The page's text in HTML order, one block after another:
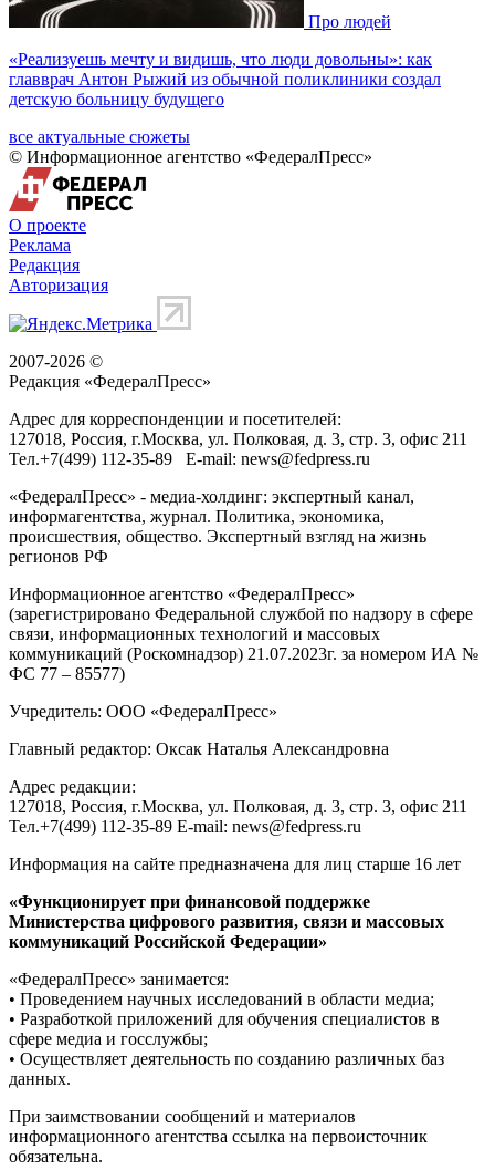
Про людей
«Реализуешь мечту и видишь, что люди довольны»: как
главврач Антон Рыжий из обычной поликлиники создал
детскую больницу будущего
все актуальные сюжеты
© Информационное агентство «ФедералПресс»
О проекте
Реклама
Редакция
Авторизация
2007-2026 ©
Редакция «ФедералПресс»
Адрес для корреспонденции и посетителей:
127018, Россия, г.Москва, ул. Полковая, д. 3, стр. 3, офис 211
Тел.+7(499) 112-35-89 E-mail: news@fedpress.ru
«ФедералПресс» - медиа-холдинг: экспертный канал,
информагентства, журнал. Политика, экономика,
происшествия, общество. Экспертный взгляд на жизнь
регионов РФ
Информационное агентство «ФедералПресс»
(зарегистрировано Федеральной службой по надзору в сфере
связи, информационных технологий и массовых
коммуникаций (Роскомнадзор) 21.07.2023г. за номером ИА №
ФС 77 – 85577)
Учредитель: ООО «ФедералПресс»
Главный редактор: Оксак Наталья Александровна
Адрес редакции:
127018, Россия, г.Москва, ул. Полковая, д. 3, стр. 3, офис 211
Тел.+7(499) 112-35-89 E-mail: news@fedpress.ru
Информация на сайте предназначена для лиц старше 16 лет
«Функционирует при финансовой поддержке
Министерства цифрового развития, связи и массовых
коммуникаций Российской Федерации»
«ФедералПресс» занимается:
• Проведением научных исследований в области медиа;
• Разработкой приложений для обучения специалистов в
сфере медиа и госслужбы;
• Осуществляет деятельность по созданию различных баз
данных.
При заимствовании сообщений и материалов
информационного агентства ссылка на первоисточник
обязательна.